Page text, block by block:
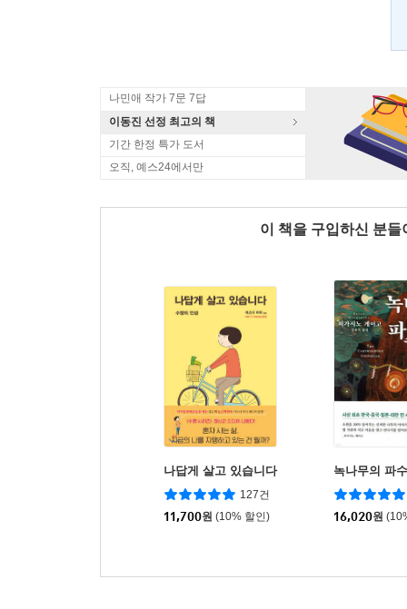
나민애 작가 7문 7답
이동진 선정 최고의 책
기간 한정 특가 도서
오직, 예스24에서만
이 책을 구입하신 분
나답게 살고 있습니다
127건
11,700원 (10% 할인)
녹나무의 파
16,020원